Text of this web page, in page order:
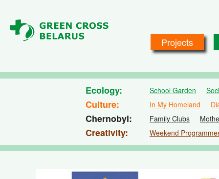
Projects
Ecology School Garden
Culture In My Homeland
Chernobyl Family Clubs
Creativity Weekend